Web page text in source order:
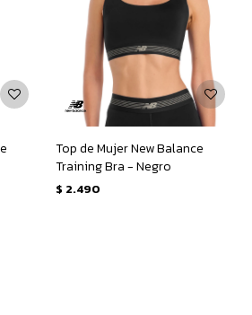
Top de Mujer New Balance
Training Bra - Negro
$ 2.490